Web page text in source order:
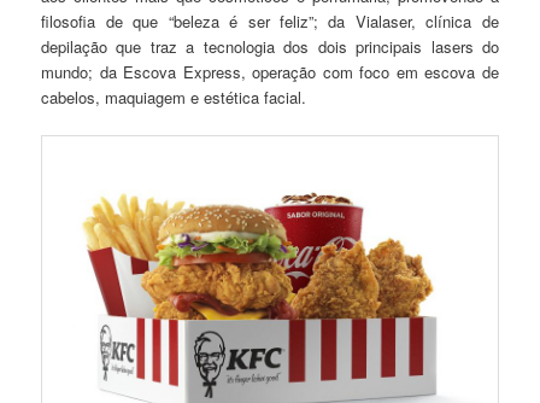
filosofia de que “beleza é ser feliz”; da Vialaser, clínica de
depilação que traz a tecnologia dos dois principais lasers do
mundo; da Escova Express, operação com foco em escova de
cabelos, maquiagem e estética facial.